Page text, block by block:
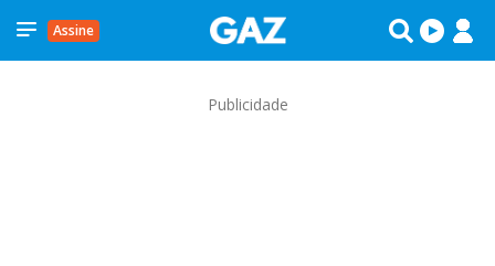
Assine
Publicidade